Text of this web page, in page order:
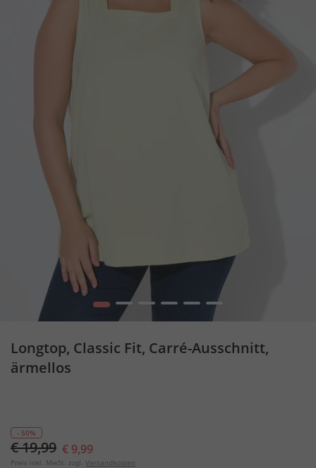
1 2 4 5 6
Longtop, Classic Fit, Carré-Ausschnitt,
ärmellos
- 50%
€ 19,99 € 9,99
Preis inkl. MwSt. zzgl. Versandkosten